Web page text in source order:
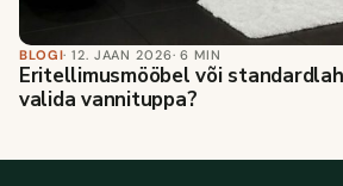
BLOGI· 12. JAAN 2026· 6 MIN
Eritellimusmööbel või
valida vannituppa?